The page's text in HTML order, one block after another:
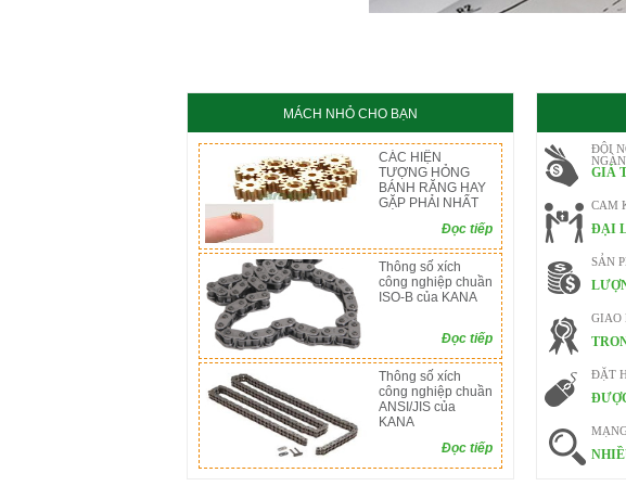
MÁCH NHỎ CHO BẠN
CÁC HIỆN
TƯỢNG HỎNG
BÁNH RĂNG HAY
GẶP PHẢI NHẤT
Đọc tiếp
Thông số xích
công nghiệp chuần
ISO-B của KANA
Đọc tiếp
Thông số xích
công nghiệp chuần
ANSI/JIS của
KANA
Đọc tiếp
ĐỘI
GIÁ
CAM
ĐẠI
SẢN
GIAO
ĐẶT